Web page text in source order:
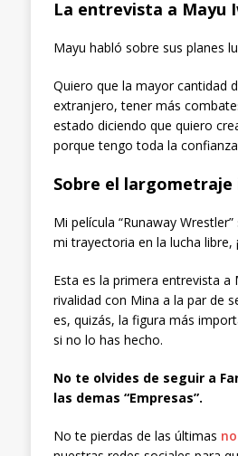
La entrevista a Mayu
Mayu habló sobre sus planes
Quiero que la mayor cantidad
extranjero, tener más
estado diciendo que quiero
porque tengo toda la
Sobre el largometraje
Mi película “Runaway
mi trayectoria en la lucha libre,
Esta es la primera entrevista
rivalidad con Mina a la par de
es, quizás, la figura más
si no lo has hecho.
No te olvides de seguir a
las demas “Empresas”.
No te pierdas de las últimas